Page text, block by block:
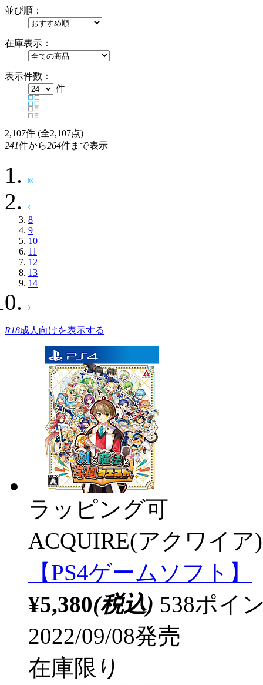
並び順：
在庫表示：
表示件数：
件
2,107件 (全2,107点)
241件から264件まで表示
8
9
10
11
12
13
14
R18成人向けを表示する
ラッピング可
ACQUIRE(アクワイア)
【PS4ゲームソフト】
¥5,380(税込) 538ポイ
2022/09/08発売
在庫限り